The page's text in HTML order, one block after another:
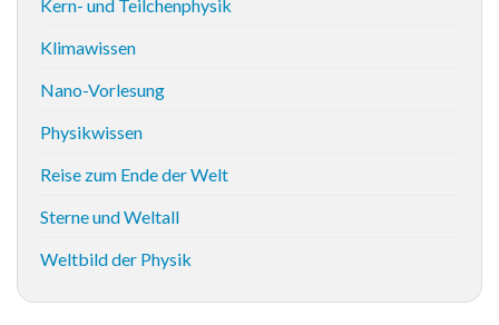
Kern- und Teilchenphysik
Klimawissen
Nano-Vorlesung
Physikwissen
Reise zum Ende der Welt
Sterne und Weltall
Weltbild der Physik